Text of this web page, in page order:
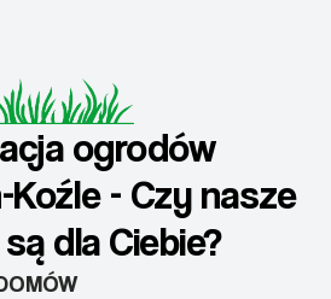
ogrodów
- Czy nasze
dla Ciebie?